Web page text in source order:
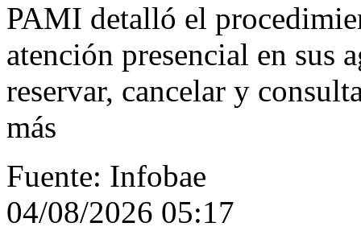
PAMI detalló el
atención presencial en sus
reservar, cancelar y
más
Fuente: Infobae
04/08/2026 05:17